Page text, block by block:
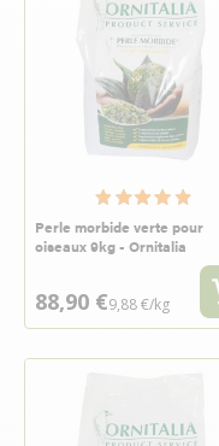
Perle morbide verte pour
oiseaux 9kg - Ornitalia
88,90 €9,88 €/kg